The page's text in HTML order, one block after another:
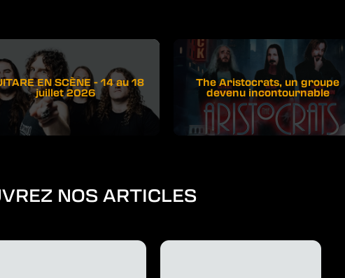
EN SCÈNE - 14 au 18
juillet 2026
The Aristocrats, un groupe
devenu incontournable
NOS ARTICLES